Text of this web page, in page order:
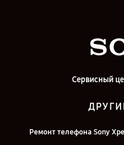
Сервисный
Ремонт телефона Sony